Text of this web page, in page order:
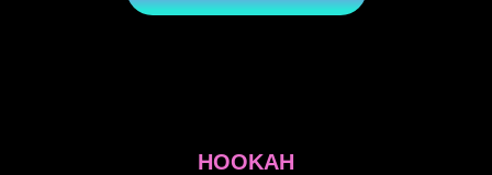
HOOKAH